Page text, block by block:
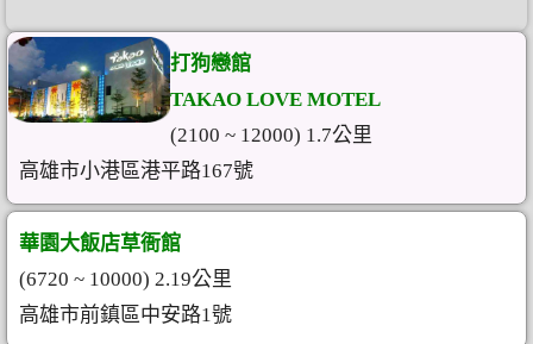
打狗戀館
TAKAO LOVE MOTEL
(2100 ~ 12000) 1.7公里
高雄市小港區港平路167號
華園大飯店草衙館
(6720 ~ 10000) 2.19公里
高雄市前鎮區中安路1號